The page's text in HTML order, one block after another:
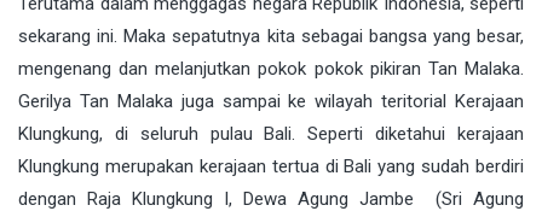
sekarang ini. Maka sepatutnya kita sebagai bangsa yang besar,
mengenang dan melanjutkan pokok pokok pikiran Tan Malaka.
Gerilya Tan Malaka juga sampai ke wilayah teritorial Kerajaan
Klungkung, di seluruh pulau Bali. Seperti diketahui kerajaan
Klungkung merupakan kerajaan tertua di Bali yang sudah berdiri
dengan Raja Klungkung I, Dewa Agung Jambe (Sri Agung